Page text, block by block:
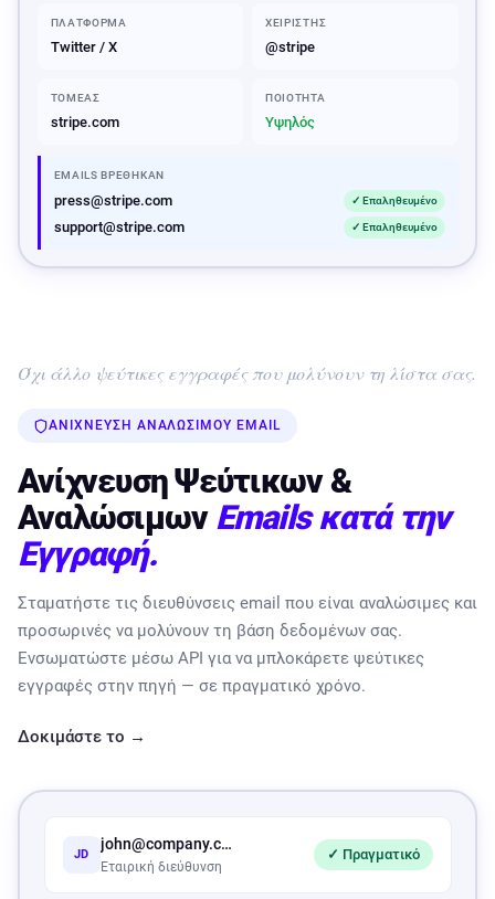
ΠΛΑΤΦΌΡΜΑ
Twitter / X
ΧΕΙΡΙΣΤΉΣ
@stripe
ΤΟΜΈΑΣ
stripe.com
ΠΟΙΌΤΗΤΑ
Υψηλός
EMAILS ΒΡΈΘΗΚΑΝ
press@stripe.com ✓ Επαληθευμένο
support@stripe.com ✓ Επαληθευμένο
Όχι άλλο ψεύτικες εγγραφές που μολύνουν τη λίστα σας.
ΑΝΊΧΝΕΥΣΗ ΑΝΑΛΏΣΙΜΟΥ EMAIL
Ανίχνευση Ψεύτικων &
Αναλώσιμων Emails κατά την
Εγγραφή.
Σταματήστε τις διευθύνσεις email που είναι αναλώσιμες και
προσωρινές να μολύνουν τη βάση δεδομένων σας.
Ενσωματώστε μέσω API για να μπλοκάρετε ψεύτικες
εγγραφές στην πηγή — σε πραγματικό χρόνο.
Δοκιμάστε το →
JD
john@company.com
Εταιρική διεύθυνση
✓ Πραγματικό